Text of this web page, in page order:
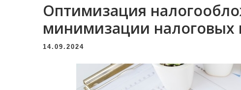
Оптимизация
минимизации налоговых
14.09.2024